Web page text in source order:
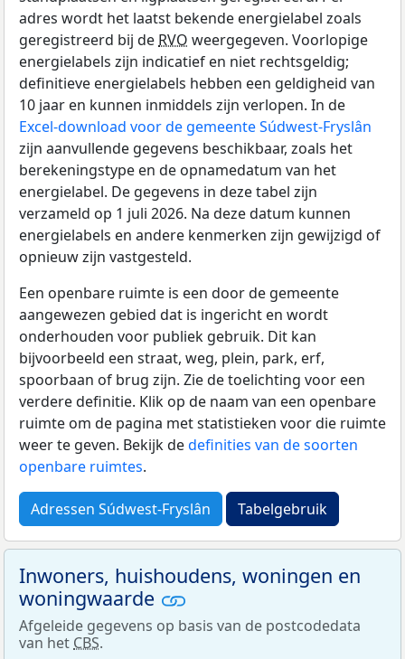
adres wordt het laatst bekende energielabel zoals
geregistreerd bij de RVO weergegeven. Voorlopige
energielabels zijn indicatief en niet rechtsgeldig;
definitieve energielabels hebben een geldigheid van
10 jaar en kunnen inmiddels zijn verlopen. In de
Excel-download voor de gemeente Súdwest-Fryslân
zijn aanvullende gegevens beschikbaar, zoals het
berekeningstype en de opnamedatum van het
energielabel. De gegevens in deze tabel zijn
verzameld op 1 juli 2026. Na deze datum kunnen
energielabels en andere kenmerken zijn gewijzigd of
opnieuw zijn vastgesteld.
Een openbare ruimte is een door de gemeente
aangewezen gebied dat is ingericht en wordt
onderhouden voor publiek gebruik. Dit kan
bijvoorbeeld een straat, weg, plein, park, erf,
spoorbaan of brug zijn. Zie de toelichting voor een
verdere definitie. Klik op de naam van een openbare
ruimte om de pagina met statistieken voor die ruimte
weer te geven. Bekijk dedefinities van de soorten
openbare ruimtes.
Adressen Súdwest-Fryslân Tabelgebruik
Inwoners, huishoudens, woningen en
woningwaarde
Afgeleide gegevens op basis van de postcodedata
van het CBS.